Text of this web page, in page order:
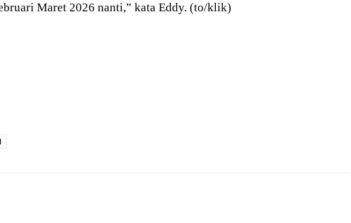
Maret 2026 nanti,” kata Eddy. (to/klik)